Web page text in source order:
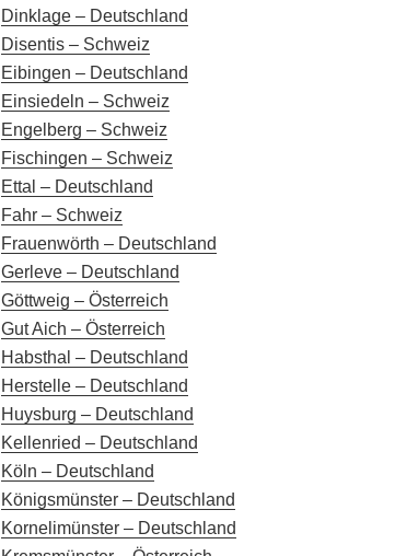
Dinklage – Deutschland
Disentis – Schweiz
Eibingen – Deutschland
Einsiedeln – Schweiz
Engelberg – Schweiz
Fischingen – Schweiz
Ettal – Deutschland
Fahr – Schweiz
Frauenwörth – Deutschland
Gerleve – Deutschland
Göttweig – Österreich
Gut Aich – Österreich
Habsthal – Deutschland
Herstelle – Deutschland
Huysburg – Deutschland
Kellenried – Deutschland
Köln – Deutschland
Königsmünster – Deutschland
Kornelimünster – Deutschland